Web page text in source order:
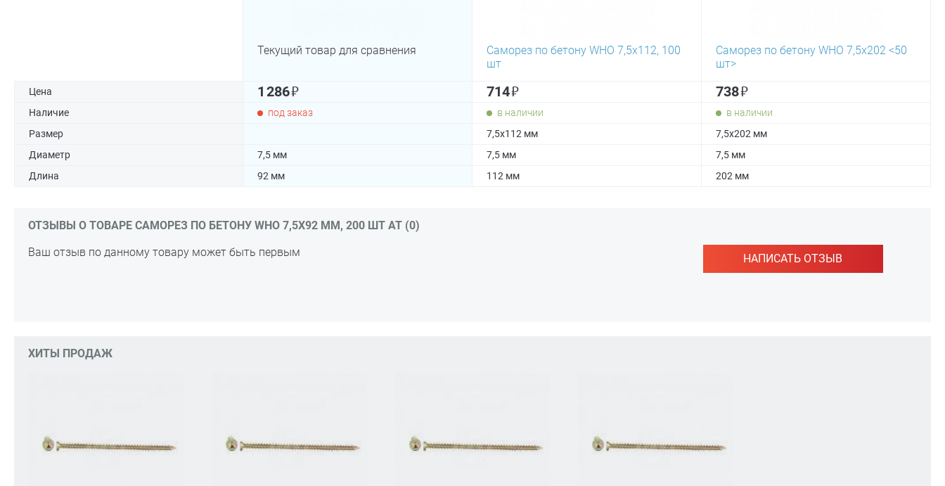
Текущий товар для сравнения
Саморез по бетону WHO 7,5х112, 100
шт
Саморез по бетону WHO 7,5х202 <50
шт>
Цена 1 286₽ 714₽ 738₽
Наличие под заказ в наличии
в наличии
Размер
7,5х112 мм
7,5х202 мм
Диаметр
7,5 мм 7,5 мм
7,5 мм
Длина
92 мм 112 мм 202 мм
ОТЗЫВЫ О ТОВАРЕ САМОРЕЗ ПО БЕТОНУ WHO 7,5Х92 ММ, 200 ШТ АТ (0)
НАПИСАТЬ ОТЗЫВ
Ваш отзыв по данному товару может быть первым
ХИТЫ ПРОДАЖ